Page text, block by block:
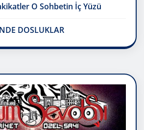
O Sohbetin İç Yüzü
DOSLUKLAR